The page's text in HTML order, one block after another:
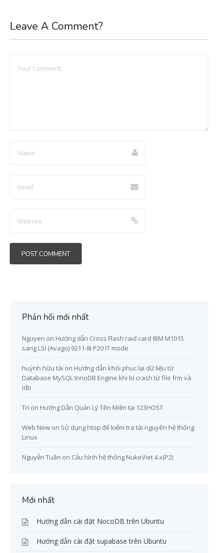
Leave A Comment?
Phản hồi mới nhất
Nguyen on Hướng dẫn Cross Flash raid card IBM M1015
sang LSI (Avago) 9211-8i P20 IT mode
huỳnh hữu tài on Hướng dẫn khôi phục lại dữ liệu từ
Database MySQL InnoDB Engine khi bị crash từ file frm và
idb
Tri on Hướng Dẫn Quản Lý Tên Miền tại 123HOST
Web New on Sử dụng htop để kiểm tra tài nguyên hệ thống
Linux
Nguyễn Tuân on Cấu hình hệ thống NukeViet 4.x(P2)
Mới nhất
Hướng dẫn cài đặt NocoDB trên Ubuntu
Hướng dẫn cài đặt supabase trên Ubuntu